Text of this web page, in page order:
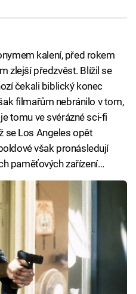
kalení, před rokem
zlejší předzvěst. Blížil se
čekali biblický konec
filmařům nebránilo v tom,
tomu ve svérázné sci-fi
se Los Angeles opět
však pronásledují
paměťových zařízení…